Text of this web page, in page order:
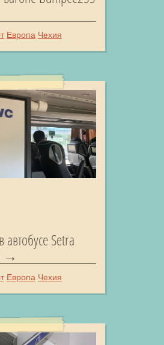
Европа Чехия
автобусе Setra
Европа Чехия